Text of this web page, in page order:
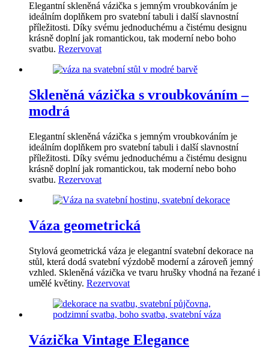
Elegantní skleněná vázička s jemným vroubkováním je
ideálním doplňkem pro svatební tabuli i další slavnostní
příležitosti. Díky svému jednoduchému a čistému designu
krásně doplní jak romantickou, tak moderní nebo boho
svatbu. Rezervovat
Skleněná vázička s vroubkováním –
modrá
Elegantní skleněná vázička s jemným vroubkováním je
ideálním doplňkem pro svatební tabuli i další slavnostní
příležitosti. Díky svému jednoduchému a čistému designu
krásně doplní jak romantickou, tak moderní nebo boho
svatbu. Rezervovat
Váza geometrická
Stylová geometrická váza je elegantní svatební dekorace na
stůl, která dodá svatební výzdobě moderní a zároveň jemný
vzhled. Skleněná vázička ve tvaru hrušky vhodná na řezané i
umělé květiny. Rezervovat
Vázička Vintage Elegance